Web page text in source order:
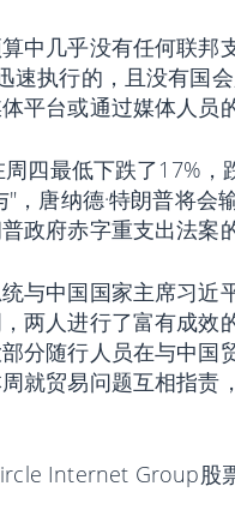
中几乎没有任何联邦
速执行的，且没有国
平台或通过媒体人员
四最低下跌了17%，
，唐纳德·特朗普将会
政府赤字重支出法案
与中国国家主席习近
两人进行了富有成效
分随行人员在与中国
就贸易问题互相指责
Internet Group股